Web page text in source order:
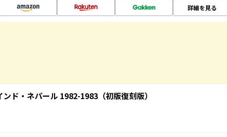
詳細を見る
ド・ネパール 1982-1983（初版復刻版）